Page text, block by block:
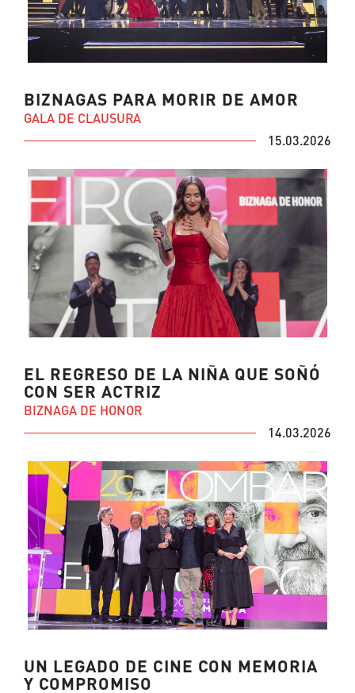
BIZNAGAS PARA MORIR DE AMOR
GALA DE CLAUSURA
15.03.2026
EL REGRESO DE LA NIÑA QUE SOÑÓ
CON SER ACTRIZ
BIZNAGA DE HONOR
14.03.2026
UN LEGADO DE CINE CON MEMORIA
Y COMPROMISO